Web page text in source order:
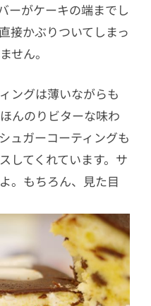
ーがケーキの端までし
接かぶりついてしまっ
せん。
ングは薄いながらも
んのりビターな味わ
ュガーコーティングも
してくれています。サ
。もちろん、見た目